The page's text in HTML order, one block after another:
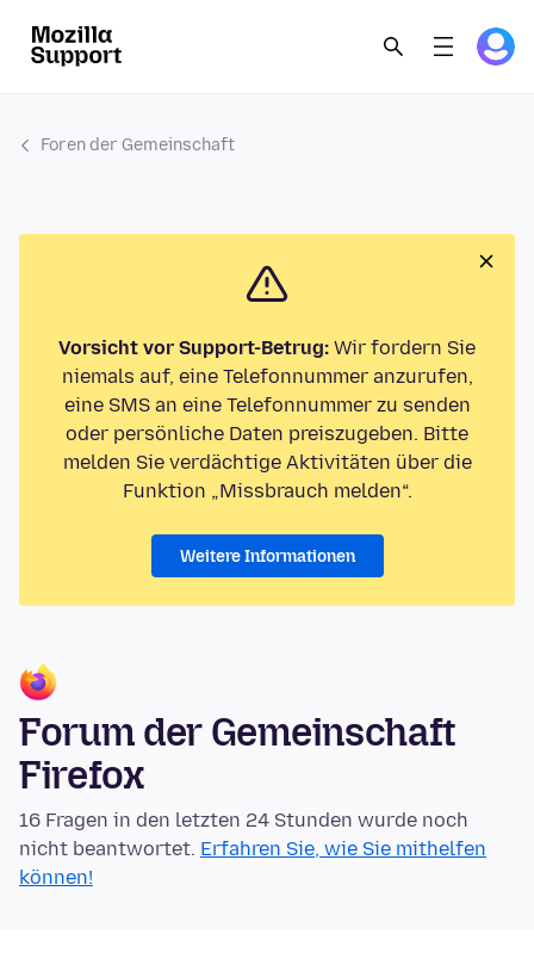
Foren der Gemeinschaft
Vorsicht vor Support-Betrug: Wir fordern Sie
niemals auf, eine Telefonnummer anzurufen,
eine SMS an eine Telefonnummer zu senden
oder persönliche Daten preiszugeben. Bitte
melden Sie verdächtige Aktivitäten über die
Funktion „Missbrauch melden“.
Weitere Informationen
Forum der Gemeinschaft
Firefox
16 Fragen in den letzten 24 Stunden wurde noch
nicht beantwortet. Erfahren Sie, wie Sie mithelfen
können!